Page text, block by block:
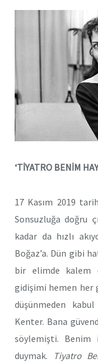
‘TİYATRO BENİM
17 Kasım 2019
Sonsuzluğa doğru
kadar da hızlı
Boğaz’a. Dün gibi
bir elimde kalem
gidişimi hemen her
düşünmeden
Kenter. Bana
söylemişti.
duymak.
Tiyatro